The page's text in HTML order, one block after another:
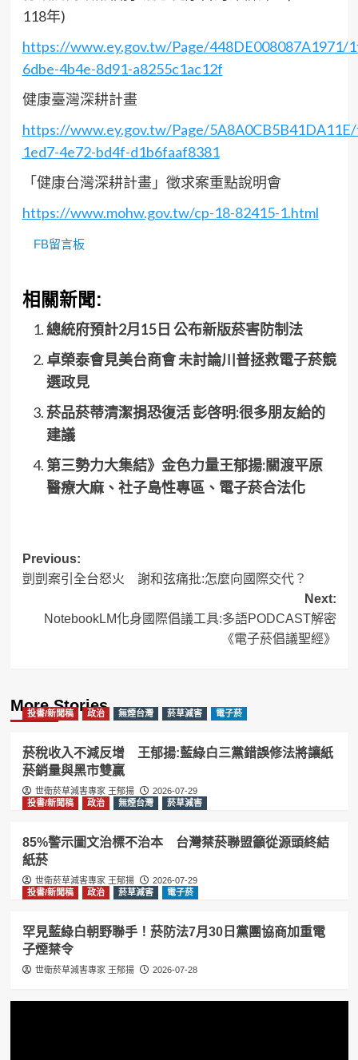
118年)
https://www.ey.gov.tw/Page/448DE008087A1971/
6dbe-4b4e-8d91-a8255c1ac12f
健康臺灣深耕計畫
https://www.ey.gov.tw/Page/
1ed7-4e72-bd4f-d1b6faaf8381
「健康台灣深耕計畫」徵求案重點說明會
https://www.mohw.gov.tw/cp-18-82415-1.html
FB留言板
相關新聞:
總統府預計2月15日 公布新版菸害防制法
卓榮泰會見美台商會 未討論川普拯救電子菸競
選政見
菸品菸蒂清潔捐恐復活 彭啓明:很多朋友給的
建議
第三勢力大集結》金色力量王郁揚:關渡平原
醫療大麻、社子島性專區、電子菸合法化
Post
navigation
Previous:
剴剴案引全台怒火 謝和弦痛批:怎麼向國際交代？
Next:
NotebookLM化身國際倡議工具:多語PODCAST解密
《電子菸倡議聖經》
More Stories
投書/新聞稿 政治 無煙台灣 菸草減害 電子菸
菸稅收入不減反增 王郁揚:藍綠白三黨錯誤修法將讓紙
菸銷量與黑市雙贏
世衛菸草減害專家 王郁揚
2026-07-29
投書/新聞稿
政治 無煙台灣 菸草減害
85%警示圖文治標不治本 台灣禁菸聯盟籲從源頭終結
紙菸
世衛菸草減害專家 王郁揚
2026-07-29
投書/新聞稿
政治 菸草減害 電子菸
罕見藍綠白朝野聯手！菸防法7月30日黨團協商加重電
子煙禁令
世衛菸草減害專家 王郁揚 2026-07-28